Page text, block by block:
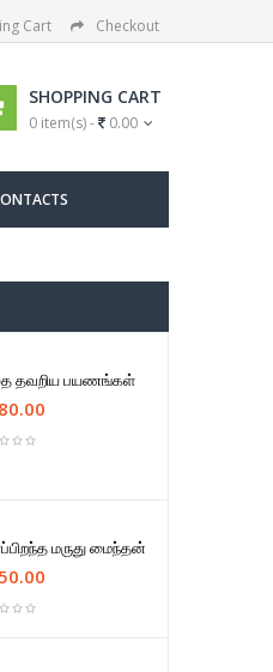
Cart Checkout
SHOPPING CART
0 item(s) - 0.00
தவறிய பயணங்கள்
மருது மைந்தன்